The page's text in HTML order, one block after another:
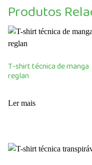
Produtos
T-shirt técnica de manga
reglan
Ler mais